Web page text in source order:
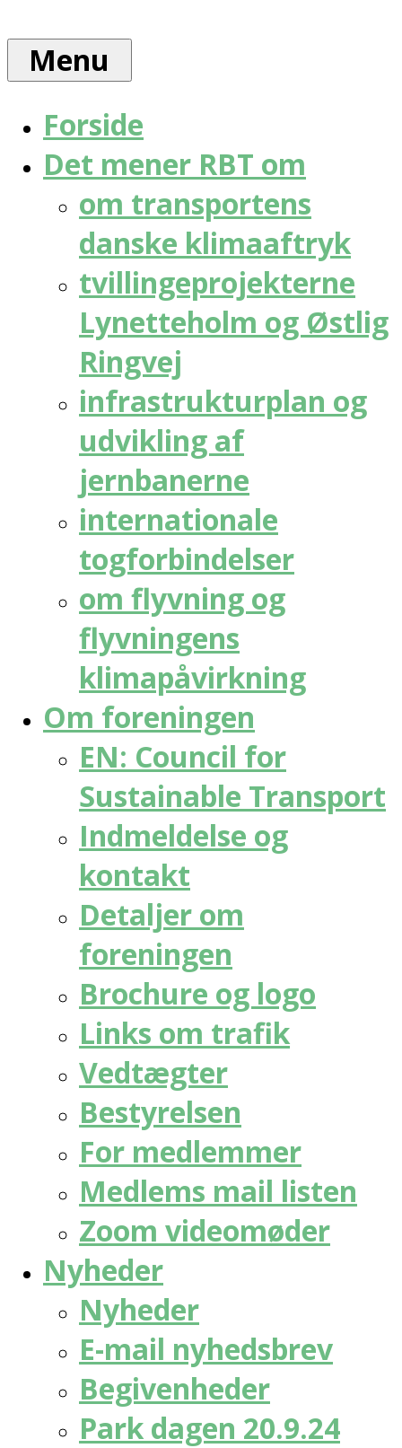
content
for
bæredygtig
trafik
Menu
Forside
Det mener RBT om
om transportens
danske klimaaftryk
tvillingeprojekterne
Lynetteholm og Østlig
Ringvej
infrastrukturplan og
udvikling af
jernbanerne
internationale
togforbindelser
om flyvning og
flyvningens
klimapåvirkning
Om foreningen
EN: Council for
Sustainable Transport
Indmeldelse og
kontakt
Detaljer om
foreningen
Brochure og logo
Links om trafik
Vedtægter
Bestyrelsen
For medlemmer
Medlems mail listen
Zoom videomøder
Nyheder
Nyheder
E-mail nyhedsbrev
Begivenheder
Park dagen 20.9.24